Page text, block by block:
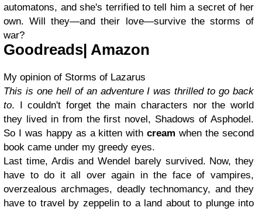
automatons, and she's terrified to tell him a secret of her
own. Will they—and their love—survive the storms of
war?
Goodreads Amazon
My opinion of Storms of Lazarus
This is one hell of an adventure I was thrilled to go back
to. I couldn't forget the main characters nor the world
they lived in from the first novel, Shadows of Asphodel.
So I was happy as a kitten withcream when the second
book came under my greedy eyes.
Last time, Ardis and Wendel barely survived. Now, they
have to do it all over again in the face of vampires,
overzealous archmages, deadly technomancy, and they
have to travel by zeppelin to a land about to plunge into